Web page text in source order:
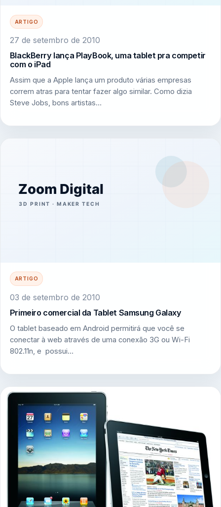
ARTIGO
27 de setembro de 2010
BlackBerry lança PlayBook, uma tablet pra competir
com o iPad
Assim que a Apple lança um produto várias empresas
correm atras para tentar fazer algo similar. Como dizia
Steve Jobs, bons artistas…
ARTIGO
03 de setembro de 2010
Primeiro comercial da Tablet Samsung Galaxy
O tablet baseado em Android permitirá que você se
conectar à web através de uma conexão 3G ou Wi-Fi
802.11n, e possui…